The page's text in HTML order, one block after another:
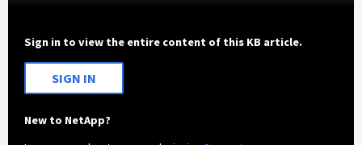
Sign in to view the entire content of this KB article.
SIGN IN
New to NetApp?